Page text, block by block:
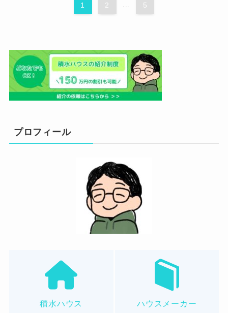
1 2 5
プロフィール
積水ハウス ハウスメーカー